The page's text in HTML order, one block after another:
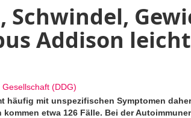
Schwindel,
Addison
(DDG)
häufig mit unspezifischen Symptomen
etwa 126 Fälle. Bei der